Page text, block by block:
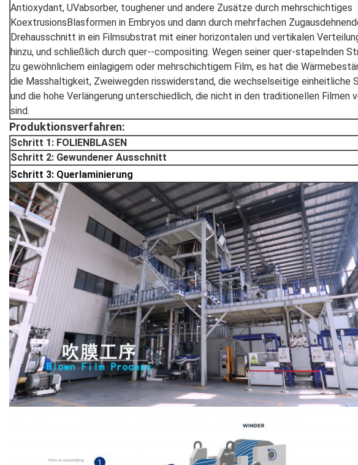
Antioxydant, UVabsorber, toughener und andere Zusätze durch mehrschichtiges
KoextrusionsBlasformen in Embryos und dann durch mehrfachen
Drehausschnitt in ein Filmsubstrat mit einer horizontalen und vertikalen
hinzu, und schließlich durch quer--compositing. Wegen seiner quer-stapelnden
zu gewöhnlichem einlagigem oder mehrschichtigem Film, es hat die
die Masshaltigkeit, Zweiwegden risswiderstand, die wechselseitige einheitliche
und die hohe Verlängerung unterschiedlich, die nicht in den traditionellen Filmen
sind.
Produktionsverfahren:
Schritt 1: FOLIENBLASEN
Schritt 2: Gewundener Ausschnitt
Schritt 3: Querlaminierung